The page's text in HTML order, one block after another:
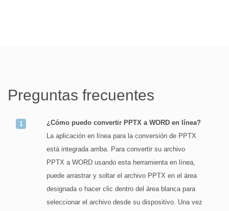
Preguntas frecuentes
¿Cómo puedo convertir PPTX a WORD en línea?
La aplicación en línea para la conversión de PPTX
está integrada arriba. Para convertir su archivo
PPTX a WORD usando esta herramienta en línea,
puede arrastrar y soltar el archivo PPTX en el área
designada o hacer clic dentro del área blanca para
seleccionar el archivo desde su dispositivo. Una vez